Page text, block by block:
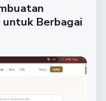
untuk Berbagai